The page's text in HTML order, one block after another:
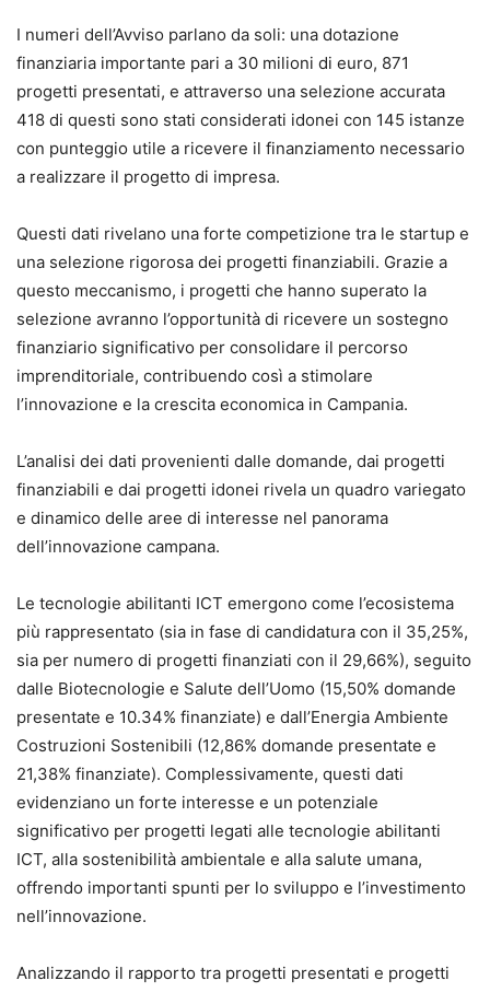
I numeri dell’Avviso parlano da soli: una dotazione
finanziaria importante pari a 30 milioni di euro, 871
progetti presentati, e attraverso una selezione accurata
418 di questi sono stati considerati idonei con 145 istanze
con punteggio utile a ricevere il finanziamento necessario
a realizzare il progetto di impresa.
Questi dati rivelano una forte competizione tra le startup e
una selezione rigorosa dei progetti finanziabili. Grazie a
questo meccanismo, i progetti che hanno superato la
selezione avranno l’opportunità di ricevere un sostegno
finanziario significativo per consolidare il percorso
imprenditoriale, contribuendo così a stimolare
l’innovazione e la crescita economica in Campania.
L’analisi dei dati provenienti dalle domande, dai progetti
finanziabili e dai progetti idonei rivela un quadro variegato
e dinamico delle aree di interesse nel panorama
dell’innovazione campana.
Le tecnologie abilitanti ICT emergono come l’ecosistema
più rappresentato (sia in fase di candidatura con il 35,25%,
sia per numero di progetti finanziati con il 29,66%), seguito
dalle Biotecnologie e Salute dell’Uomo (15,50% domande
presentate e 10.34% finanziate) e dall’Energia Ambiente
Costruzioni Sostenibili (12,86% domande presentate e
21,38% finanziate). Complessivamente, questi dati
evidenziano un forte interesse e un potenziale
significativo per progetti legati alle tecnologie abilitanti
ICT, alla sostenibilità ambientale e alla salute umana,
offrendo importanti spunti per lo sviluppo e l’investimento
nell’innovazione.
Analizzando il rapporto tra progetti presentati e progetti